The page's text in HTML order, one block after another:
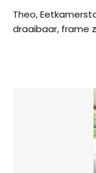
Theo,
draaibaar, frame